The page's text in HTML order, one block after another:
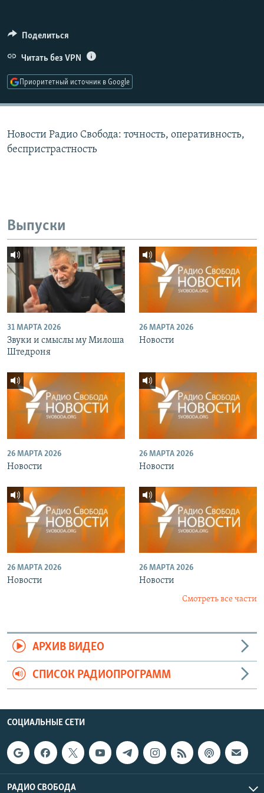
ПОДПИШИТЕСЬ НА РАССЫЛКУ
СОЦИАЛЬНЫЕ СЕТИ
Поделиться
Читать без VPN
Приоритетный источник в Google
Новости Радио Свобода: точность, оперативность,
беспристрастность
Выпуски
31 МАРТА 2026
Звуки и смыслы му Милоша
Штедроня
26 МАРТА 2026
Новости
26 МАРТА 2026
Новости
26 МАРТА 2026
Новости
26 МАРТА 2026
Новости
26 МАРТА 2026
Новости
Смотреть все части
АРХИВ ВИДЕО
СПИСОК РАДИОПРОГРАММ
СОЦИАЛЬНЫЕ СЕТИ
РАДИО СВОБОДА